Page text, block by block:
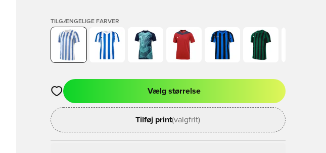
TILGÆNGELIGE FARVER
Åbner en Modal til at logge ind eller tilmelde dig som medlem
Vælg størrelse
Tilføj print(valgfrit)